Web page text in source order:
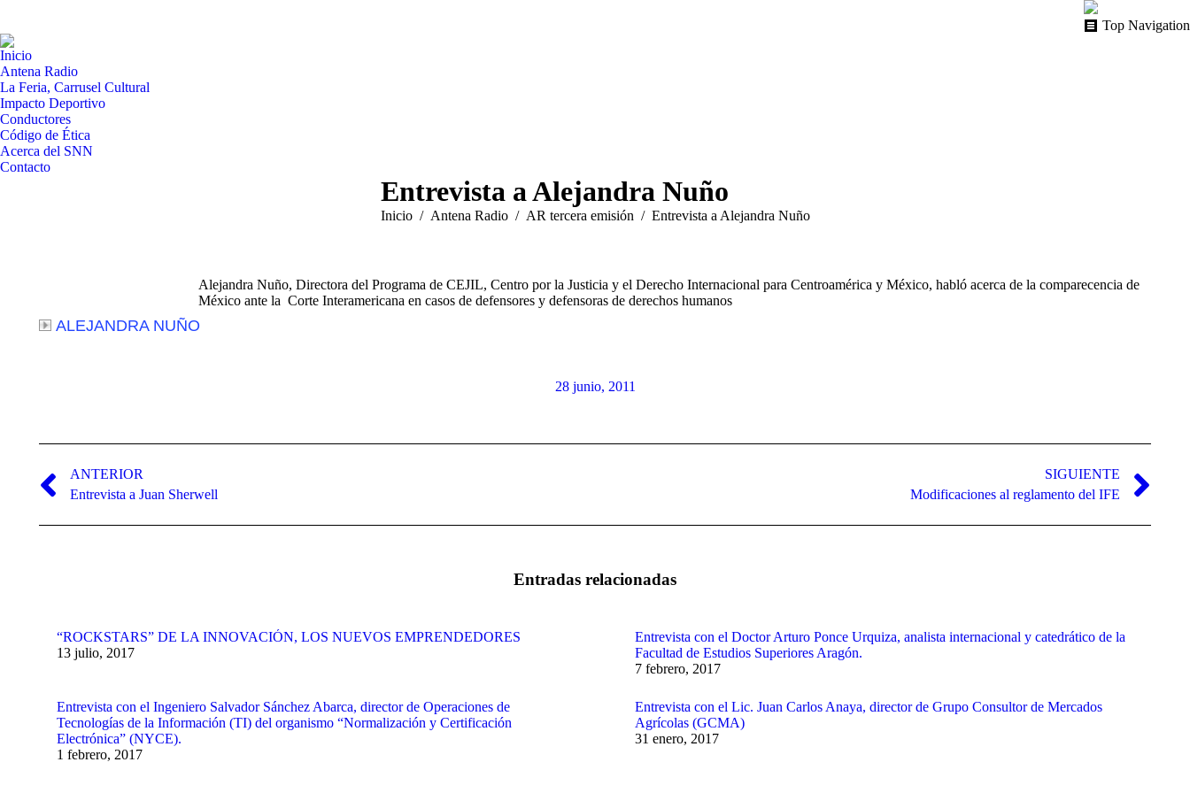
Top Navigation
Inicio
Antena Radio
La Feria, Carrusel Cultural
Impacto Deportivo
Conductores
Código de Ética
Acerca del SNN
Contacto
Entrevista a Alejandra Nuño
Estás aquí:
Inicio Antena Radio AR tercera emisión Entrevista a Alejandra Nuño
Alejandra Nuño, Directora del Programa de CEJIL, Centro por la Justicia y el Derecho Internacional para Centroamérica y México, habló acerca de la comparecencia de
México ante la Corte Interamericana en casos de defensores y defensoras de derechos humanos
ALEJANDRA NUÑO
28 junio, 2011
entre
publicaciones
ANTERIOR
Publicación
Entrevista a Juan Sherwell
SIGUIENTE
Modificaciones al reglamento del IFE
Entradas relacionadas
“ROCKSTARS” DE LA INNOVACIÓN, LOS NUEVOS EMPRENDEDORES
13 julio, 2017
Entrevista con el Doctor Arturo Ponce Urquiza, analista internacional y catedrático de la
Facultad de Estudios Superiores Aragón.
7 febrero, 2017
Entrevista con el Ingeniero Salvador Sánchez Abarca, director de Operaciones de
Tecnologías de la Información (TI) del organismo “Normalización y Certificación
Electrónica” (NYCE).
1 febrero, 2017
Entrevista con el Lic. Juan Carlos Anaya, director de Grupo Consultor de Mercados
Agrícolas (GCMA)
31 enero, 2017